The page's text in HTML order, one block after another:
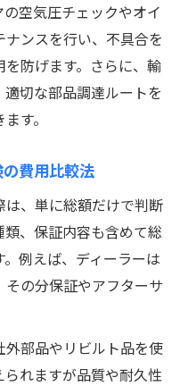
空気圧チェックやオイ
ンスを行い、不具合を
防げます。さらに、輸
切な部品調達ルートを
す。
費用比較法
、単に総額だけで判断
、保証内容も含めて総
例えば、ディーラーは
の分保証やアフターサ
部品やリビルト品を使
れますが品質や耐久性